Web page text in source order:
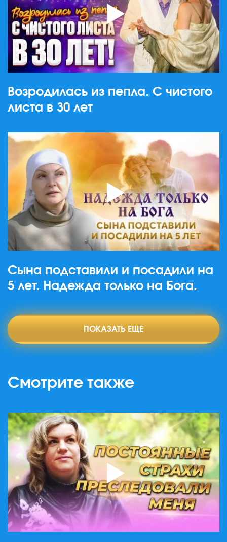
Возродилась из пепла. С чистого
листа в 30 лет
Сына подставили и посадили на
5 лет. Надежда только на Бога.
ПОКАЗАТЬ ЕЩЕ
Смотрите также